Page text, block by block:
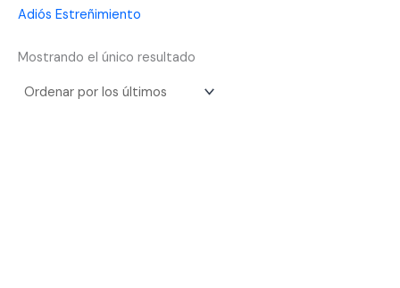
Adiós Estreñimiento
Mostrando el único resultado